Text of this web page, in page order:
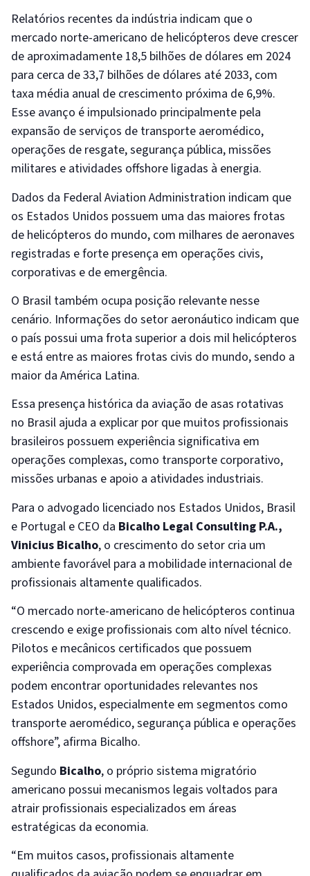
Relatórios recentes da indústria indicam que o
mercado norte-americano de helicópteros deve crescer
de aproximadamente 18,5 bilhões de dólares em 2024
para cerca de 33,7 bilhões de dólares até 2033, com
taxa média anual de crescimento próxima de 6,9%.
Esse avanço é impulsionado principalmente pela
expansão de serviços de transporte aeromédico,
operações de resgate, segurança pública, missões
militares e atividades offshore ligadas à energia.
Dados da Federal Aviation Administration indicam que
os Estados Unidos possuem uma das maiores frotas
de helicópteros do mundo, com milhares de aeronaves
registradas e forte presença em operações civis,
corporativas e de emergência.
O Brasil também ocupa posição relevante nesse
cenário. Informações do setor aeronáutico indicam que
o país possui uma frota superior a dois mil helicópteros
e está entre as maiores frotas civis do mundo, sendo a
maior da América Latina.
Essa presença histórica da aviação de asas rotativas
no Brasil ajuda a explicar por que muitos profissionais
brasileiros possuem experiência significativa em
operações complexas, como transporte corporativo,
missões urbanas e apoio a atividades industriais.
Para o advogado licenciado nos Estados Unidos, Brasil
e Portugal e CEO da Bicalho Legal Consulting P.A.,
Vinicius Bicalho, o crescimento do setor cria um
ambiente favorável para a mobilidade internacional de
profissionais altamente qualificados.
“O mercado norte-americano de helicópteros continua
crescendo e exige profissionais com alto nível técnico.
Pilotos e mecânicos certificados que possuem
experiência comprovada em operações complexas
podem encontrar oportunidades relevantes nos
Estados Unidos, especialmente em segmentos como
transporte aeromédico, segurança pública e operações
offshore”, afirma Bicalho.
Segundo Bicalho, o próprio sistema migratório
americano possui mecanismos legais voltados para
atrair profissionais especializados em áreas
estratégicas da economia.
“Em muitos casos, profissionais altamente